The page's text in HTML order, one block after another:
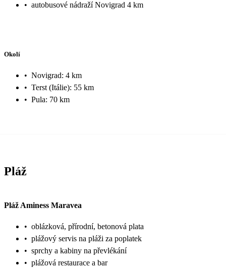
• autobusové nádraží Novigrad 4 km
Okolí
• Novigrad: 4 km
• Terst (Itálie): 55 km
• Pula: 70 km
Pláž
Pláž Aminess Maravea
• oblázková, přírodní, betonová plata
• plážový servis na pláži za poplatek
• sprchy a kabiny na převlékání
• plážová restaurace a bar